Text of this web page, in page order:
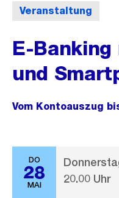
Veranstaltung
E-
und
Vom Kontoauszug
DO
28
MAI
20.00 Uhr